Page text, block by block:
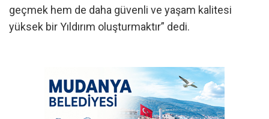
geçmek hem de daha güvenli ve yaşam kalitesi
yüksek bir Yıldırım oluşturmaktır” dedi.